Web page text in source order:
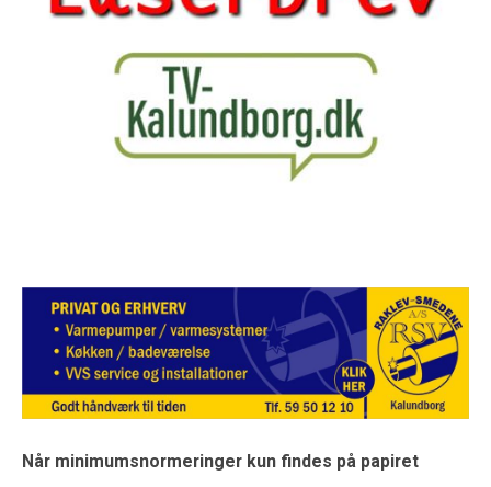
Når minimumsnormeringer kun findes på papiret